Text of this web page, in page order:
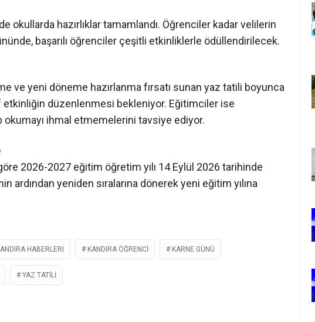
aldıktan sonra yaklaşık iki buçuk aylık tatil dönemine
başarılı öğrenciler çeşitli etkinliklerle ödüllendirilecek.
ve yeni döneme hazırlanma fırsatı sunan yaz tatili boyunca
2026-2027 eğitim öğretim yılı 14 Eylül 2026 tarihinde